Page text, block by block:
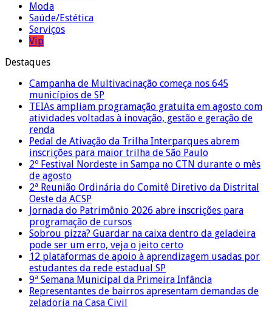
Moda
Saúde/Estética
Serviços
Vip
Destaques
Campanha de Multivacinação começa nos 645
municípios de SP
TEIAs ampliam programação gratuita em agosto com
atividades voltadas à inovação, gestão e geração de
renda
Pedal de Ativação da Trilha Interparques abrem
inscrições para maior trilha de São Paulo
2º Festival Nordeste in Sampa no CTN durante o mês
de agosto
2ª Reunião Ordinária do Comitê Diretivo da Distrital
Oeste da ACSP
Jornada do Patrimônio 2026 abre inscrições para
programação de cursos
Sobrou pizza? Guardar na caixa dentro da geladeira
pode ser um erro, veja o jeito certo
12 plataformas de apoio à aprendizagem usadas por
estudantes da rede estadual SP
9ª Semana Municipal da Primeira Infância
Representantes de bairros apresentam demandas de
zeladoria na Casa Civil